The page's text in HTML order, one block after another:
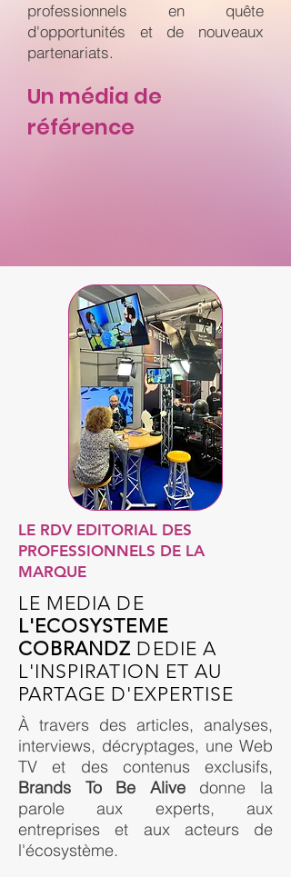
professionnels en quête
d'opportunités et de nouveaux
partenariats.
Un média de
référence
LE RDV EDITORIAL DES
PROFESSIONNELS DE LA
MARQUE
LE MEDIA DE
L'ECOSYSTEME
COBRANDZ DEDIE A
L'INSPIRATION ET AU
PARTAGE D'EXPERTISE
À travers des articles, analyses,
interviews, décryptages, une Web
TV et des contenus exclusifs,
Brands To Be Alivedonne la
parole aux experts, aux
entreprises et aux acteurs de
l'écosystème.